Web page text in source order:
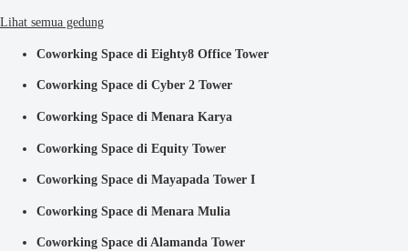
Lihat semua gedung
Coworking Space di Eighty8 Office Tower
Coworking Space di Cyber 2 Tower
Coworking Space di Menara Karya
Coworking Space di Equity Tower
Coworking Space di Mayapada Tower I
Coworking Space di Menara Mulia
Coworking Space di Alamanda Tower